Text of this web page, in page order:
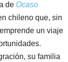
de Ocaso
chileno que, sin
un viaje
su familia